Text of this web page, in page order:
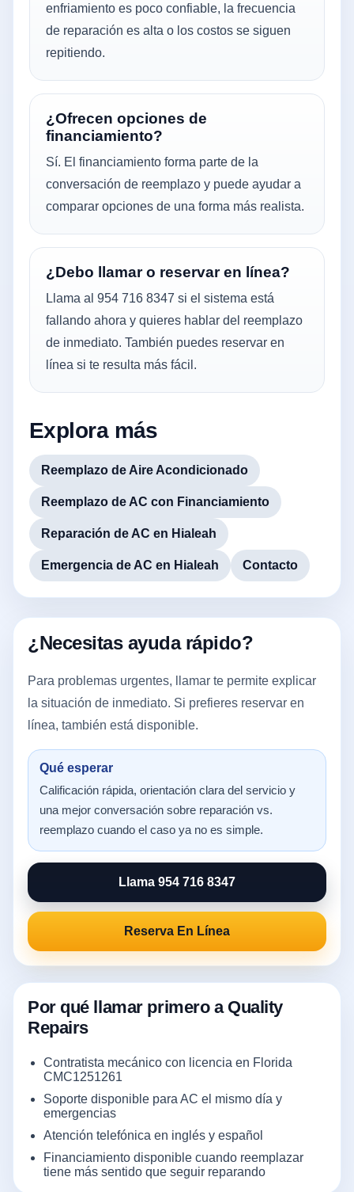
enfriamiento es poco confiable, la frecuencia
de reparación es alta o los costos se siguen
repitiendo.
¿Ofrecen opciones de
financiamiento?
Sí. El financiamiento forma parte de la
conversación de reemplazo y puede ayudar a
comparar opciones de una forma más realista.
¿Debo llamar o reservar en línea?
Llama al 954 716 8347 si el sistema está
fallando ahora y quieres hablar del reemplazo
de inmediato. También puedes reservar en
línea si te resulta más fácil.
Explora más
Reemplazo de Aire Acondicionado
Reemplazo de AC con Financiamiento
Reparación de AC en Hialeah
Emergencia de AC en Hialeah Contacto
¿Necesitas ayuda rápido?
Para problemas urgentes, llamar te permite explicar
la situación de inmediato. Si prefieres reservar en
línea, también está disponible.
Qué esperar
Calificación rápida, orientación clara del servicio y
una mejor conversación sobre reparación vs.
reemplazo cuando el caso ya no es simple.
Llama 954 716 8347
Reserva En Línea
Por qué llamar primero a Quality
Repairs
Contratista mecánico con licencia en Florida
CMC1251261
Soporte disponible para AC el mismo día y
emergencias
Atención telefónica en inglés y español
Financiamiento disponible cuando reemplazar
tiene más sentido que seguir reparando